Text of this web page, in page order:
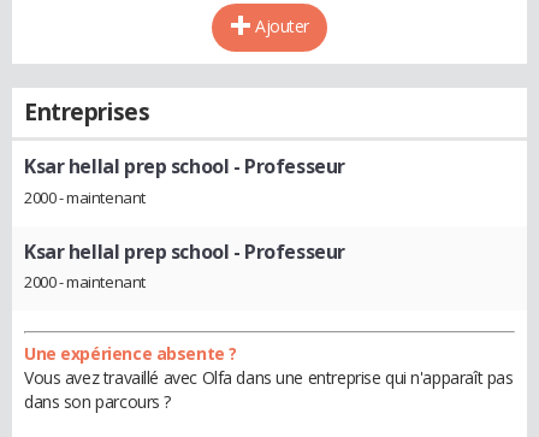
Ajouter
Entreprises
Ksar hellal prep school - Professeur
2000 - maintenant
Ksar hellal prep school - Professeur
2000 - maintenant
Une expérience absente ?
Vous avez travaillé avec Olfa dans une entreprise qui n'apparaît pas
dans son parcours ?